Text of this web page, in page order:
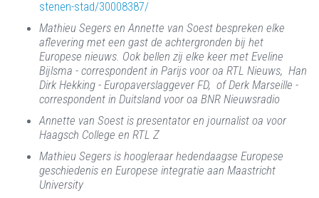
stenen-stad/30008387/
Mathieu Segers en Annette van Soest bespreken elke
aflevering met een gast de achtergronden bij het
Europese nieuws. Ook bellen zij elke keer met Eveline
Bijlsma - correspondent in Parijs voor oa RTL Nieuws, Han
Dirk Hekking - Europaverslaggever FD, of Derk Marseille -
correspondent in Duitsland voor oa BNR Nieuwsradio
Annette van Soest is presentator en journalist oa voor
Haagsch College en RTL Z
Mathieu Segers is hoogleraar hedendaagse Europese
geschiedenis en Europese integratie aan Maastricht
University